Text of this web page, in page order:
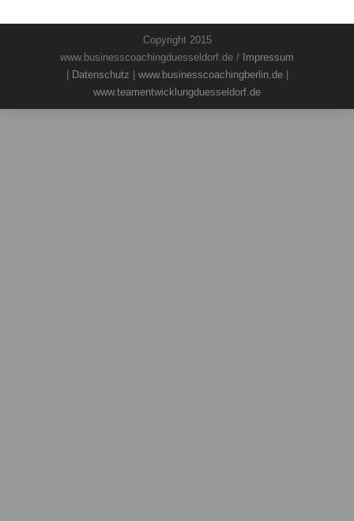
Copyright 2015
www.businesscoachingduesseldorf.de / Impressum
Datenschutz www.businesscoachingberlin.de|
www.teamentwicklungduesseldorf.de